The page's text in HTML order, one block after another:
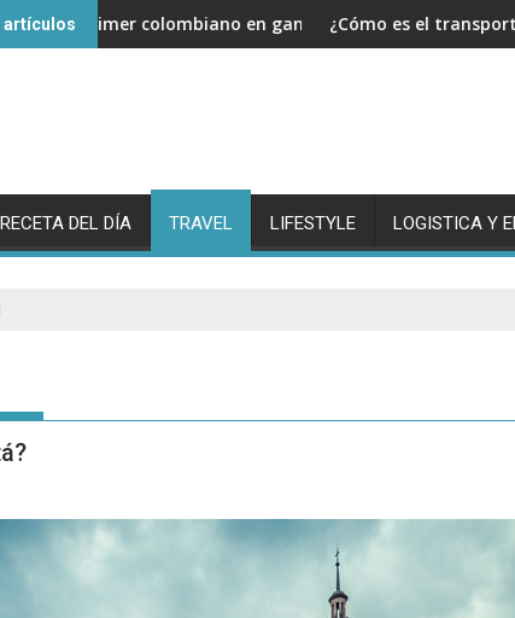
artículosen ganar el Tour de Francia
¿Cómo es el transporte de mercancías y
RECETA DEL DÍA TRAVEL LIFESTYLE LOGISTICA Y